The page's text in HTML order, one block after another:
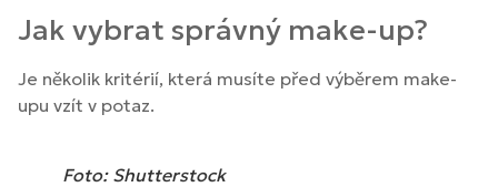
Jak vybrat správný make-up?
Je několik kritérií, která musíte před výběrem make-
upu vzít v potaz.
Foto: Shutterstock